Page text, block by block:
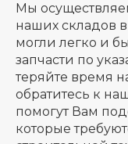
Мы
наших складов
могли легко и
запчасти по
теряйте время
обратитесь к
помогут Вам
которые